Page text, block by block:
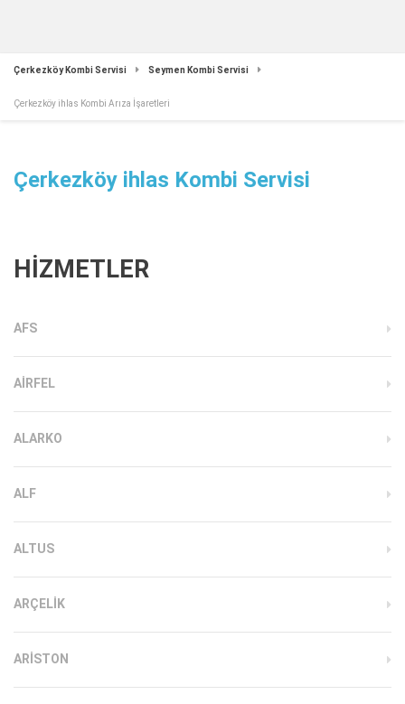
Çerkezköy Kombi Servisi Seymen Kombi Servisi
Çerkezköy ihlas Kombi Arıza İşaretleri
Çerkezköy ihlas Kombi Servisi
HİZMETLER
AFS
AIRFEL
ALARKO
ALF
ALTUS
ARÇELIK
ARISTON